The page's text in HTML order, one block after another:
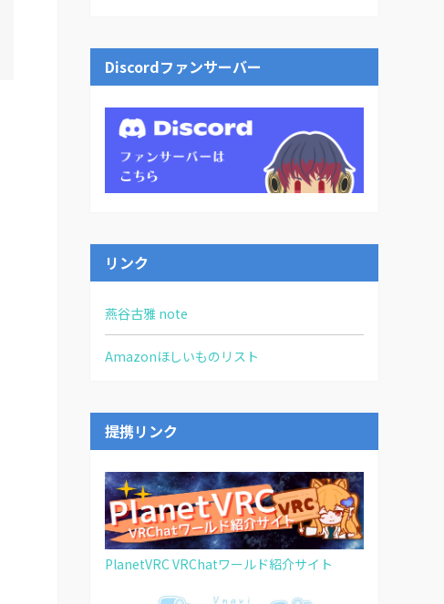
Discordファンサーバー
リンク
燕谷古雅 note
Amazonほしいものリスト
提携リンク
PlanetVRC VRChatワールド紹介サイト